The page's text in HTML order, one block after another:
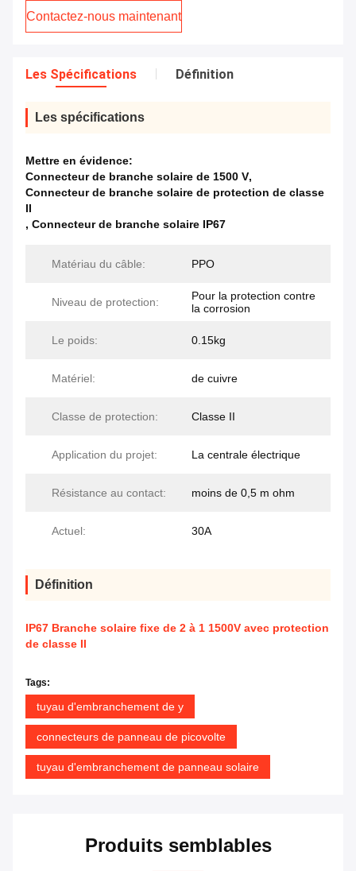
Contactez-nous maintenant
Les Spécifications Définition
Les spécifications
Mettre en évidence:
Connecteur de branche solaire de 1500 V,
Connecteur de branche solaire de protection de classe
II
, Connecteur de branche solaire IP67
Matériau du câble: PPO
Niveau de protection:
Pour la protection contre
la corrosion
Le poids: 0.15kg
Matériel: de cuivre
Classe de protection: Classe II
Application du projet: La centrale électrique
Résistance au contact: moins de 0,5 m ohm
Actuel: 30A
Définition
IP67 Branche solaire fixe de 2 à 1 1500V avec protection
de classe II
Tags:
tuyau d'embranchement de y
connecteurs de panneau de picovolte
tuyau d'embranchement de panneau solaire
Produits semblables